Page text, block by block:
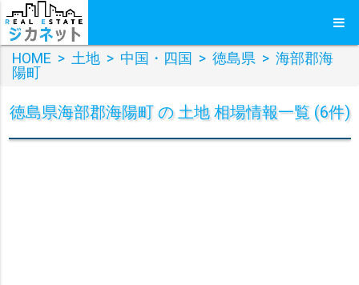
HOME > 土地 > 中国・四国 > 徳島県 > 海部郡海
陽町
徳島県海部郡海陽町 の 土地 相場情報一覧 (6件)